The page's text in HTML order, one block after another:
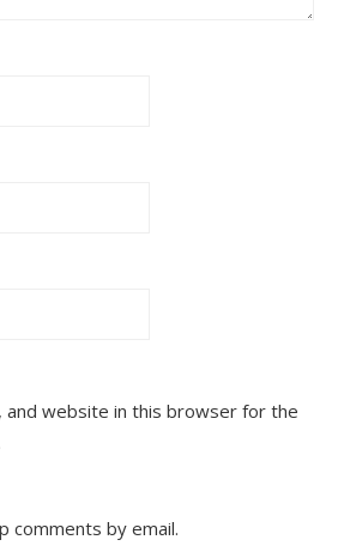
and website in this browser for the
comments by email.